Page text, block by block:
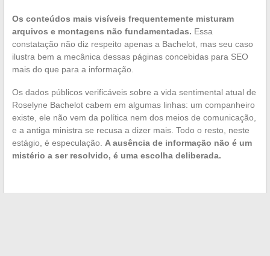
Os conteúdos mais visíveis frequentemente misturam
arquivos e montagens não fundamentadas. Essa
constatação não diz respeito apenas a Bachelot, mas seu caso
ilustra bem a mecânica dessas páginas concebidas para SEO
mais do que para a informação.
Os dados públicos verificáveis sobre a vida sentimental atual de
Roselyne Bachelot cabem em algumas linhas: um companheiro
existe, ele não vem da política nem dos meios de comunicação,
e a antiga ministra se recusa a dizer mais. Todo o resto, neste
estágio, é especulação. A ausência de informação não é um
mistério a ser resolvido, é uma escolha deliberada.